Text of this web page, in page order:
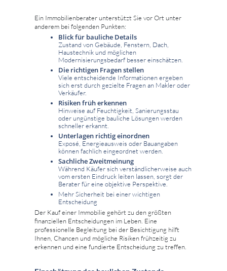
Ein Immobilienberater unterstützt Sie vor Ort unter
anderem bei folgenden Punkten:
Blick für bauliche Details
Zustand von Gebäude, Fenstern, Dach,
Haustechnik und möglichen
Modernisierungsbedarf besser einschätzen.
Die richtigen Fragen stellen
Viele entscheidende Informationen ergeben
sich erst durch gezielte Fragen an Makler oder
Verkäufer.
Risiken früh erkennen
Hinweise auf Feuchtigkeit, Sanierungsstau
oder ungünstige bauliche Lösungen werden
schneller erkannt.
Unterlagen richtig einordnen
Exposé, Energieausweis oder Bauangaben
können fachlich eingeordnet werden.
Sachliche Zweitmeinung
Während Käufer sich verständlicherweise auch
vom ersten Eindruck leiten lassen, sorgt der
Berater für eine objektive Perspektive.
Mehr Sicherheit bei einer wichtigen
Entscheidung
Der Kauf einer Immobilie gehört zu den größten
finanziellen Entscheidungen im Leben. Eine
professionelle Begleitung bei der Besichtigung hilft
Ihnen, Chancen und mögliche Risiken frühzeitig zu
erkennen und eine fundierte Entscheidung zu treffen.